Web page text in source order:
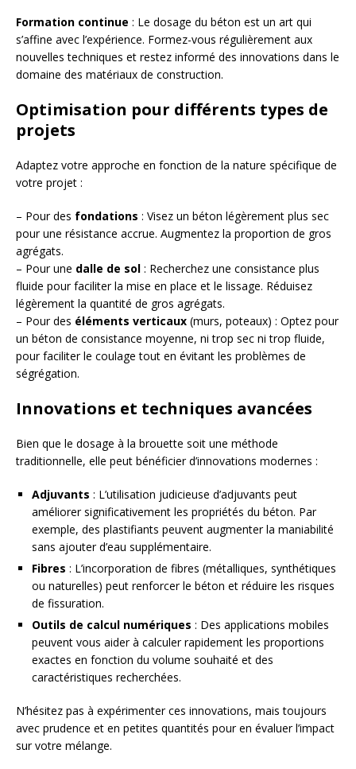
Formation continue : Le dosage du béton est un art qui
s’affine avec l’expérience. Formez-vous régulièrement aux
nouvelles techniques et restez informé des innovations dans le
domaine des matériaux de construction.
Optimisation pour différents types de
projets
Adaptez votre approche en fonction de la nature spécifique de
votre projet :
– Pour des fondations : Visez un béton légèrement plus sec
pour une résistance accrue. Augmentez la proportion de gros
agrégats.
– Pour une dalle de sol : Recherchez une consistance plus
fluide pour faciliter la mise en place et le lissage. Réduisez
légèrement la quantité de gros agrégats.
– Pour des éléments verticaux (murs, poteaux) : Optez pour
un béton de consistance moyenne, ni trop sec ni trop fluide,
pour faciliter le coulage tout en évitant les problèmes de
ségrégation.
Innovations et techniques avancées
Bien que le dosage à la brouette soit une méthode
traditionnelle, elle peut bénéficier d’innovations modernes :
Adjuvants : L’utilisation judicieuse d’adjuvants peut
améliorer significativement les propriétés du béton. Par
exemple, des plastifiants peuvent augmenter la maniabilité
sans ajouter d’eau supplémentaire.
Fibres : L’incorporation de fibres (métalliques, synthétiques
ou naturelles) peut renforcer le béton et réduire les risques
de fissuration.
Outils de calcul numériques : Des applications mobiles
peuvent vous aider à calculer rapidement les proportions
exactes en fonction du volume souhaité et des
caractéristiques recherchées.
N’hésitez pas à expérimenter ces innovations, mais toujours
avec prudence et en petites quantités pour en évaluer l’impact
sur votre mélange.